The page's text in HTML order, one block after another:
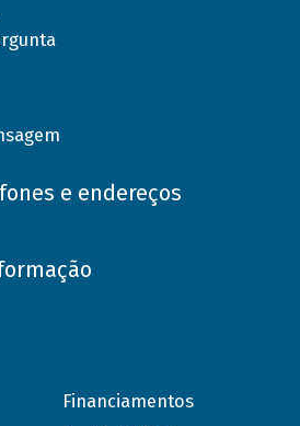
e endereços
Financiamentos